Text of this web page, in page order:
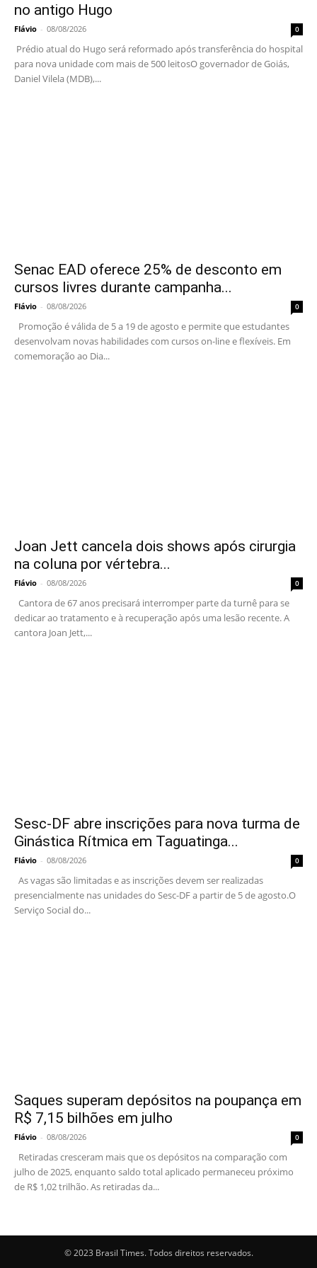
no antigo Hugo
Flávio - 08/08/2026 0
Prédio atual do Hugo será reformado após transferência do hospital
para nova unidade com mais de 500 leitosO governador de Goiás,
Daniel Vilela (MDB),...
Senac EAD oferece 25% de desconto em
cursos livres durante campanha...
Flávio - 08/08/2026 0
Promoção é válida de 5 a 19 de agosto e permite que estudantes
desenvolvam novas habilidades com cursos on-line e flexíveis. Em
comemoração ao Dia...
Joan Jett cancela dois shows após cirurgia
na coluna por vértebra...
Flávio - 08/08/2026 0
Cantora de 67 anos precisará interromper parte da turnê para se
dedicar ao tratamento e à recuperação após uma lesão recente. A
cantora Joan Jett,...
Sesc-DF abre inscrições para nova turma de
Ginástica Rítmica em Taguatinga...
Flávio - 08/08/2026 0
As vagas são limitadas e as inscrições devem ser realizadas
presencialmente nas unidades do Sesc-DF a partir de 5 de agosto.O
Serviço Social do...
Saques superam depósitos na poupança em
R$ 7,15 bilhões em julho
Flávio - 08/08/2026 0
Retiradas cresceram mais que os depósitos na comparação com
julho de 2025, enquanto saldo total aplicado permaneceu próximo
de R$ 1,02 trilhão. As retiradas da...
© 2023 Brasil Times. Todos direitos reservados.